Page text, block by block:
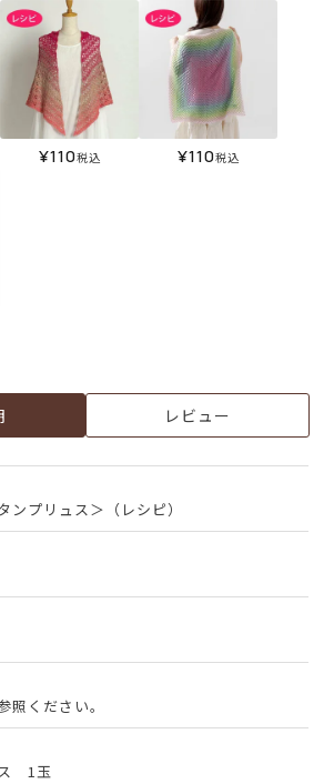
¥110税込 ¥110税込
レビュー
ンプリュス＞（レシピ）
ください。
ス 1玉